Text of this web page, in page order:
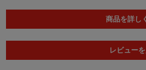
商品を詳し
レビュー